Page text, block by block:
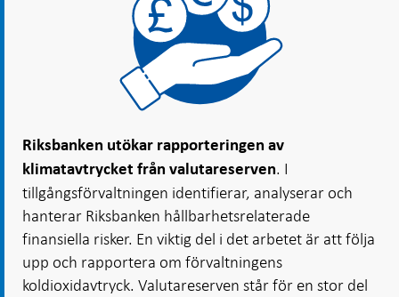
Riksbanken utökar rapporteringen av
klimatavtrycket från valutareserven. I
tillgångsförvaltningen identifierar, analyserar och
hanterar Riksbanken hållbarhetsrelaterade
finansiella risker. En viktig del i det arbetet är att följa
upp och rapportera om förvaltningens
koldioxidavtryck. Valutareserven står för en stor del